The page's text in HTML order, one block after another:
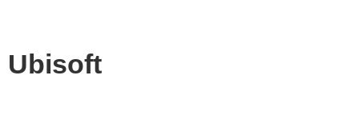
Ubisoft